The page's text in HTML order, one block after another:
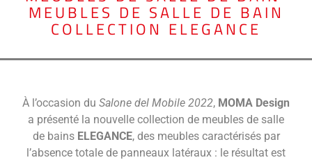
MEUBLES DE SALLE DE BAIN
COLLECTION ELEGANCE
À l’occasion du Salone del Mobile 2022, MOMA Design
a présenté la nouvelle collection de meubles de salle
de bains ELEGANCE, des meubles caractérisés par
l’absence totale de panneaux latéraux : le résultat est